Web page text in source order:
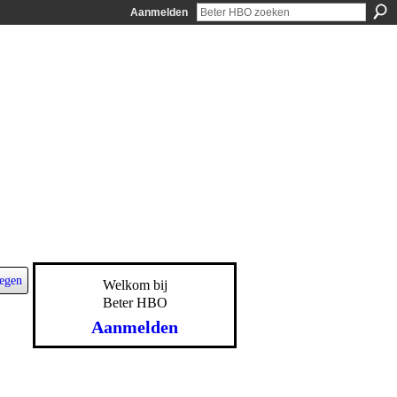
Aanmelden
Welkom bij
Beter HBO
Aanmelden